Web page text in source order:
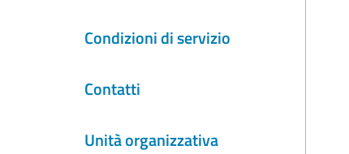
Condizioni di servizio
Contatti
Unità organizzativa